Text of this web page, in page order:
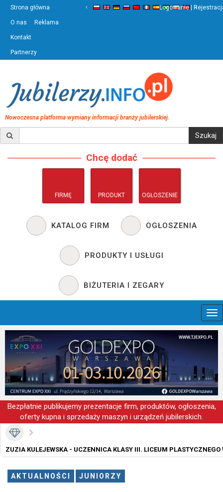
Strona główna
O nas Reklama
Kontakt
Partnerzy
‹ ›
Logowanie |
Nowoczesna platforma wymiany informacji branży jubilerskiej.
Chcę dodać
FIRMĘ PRODUKT OGŁOSZENIE
KATALOG FIRM OGŁOSZENIA
PRODUKTY I USŁUGI
BIŻUTERIA I ZEGARY
Bezpłatnie publikujemy prezentacje firm, produktów, ogłoszenia,
oferty kupna i sprzedaży maszyn i urządzeń jubilerskich.
ZUZIA KULEJEWSKA - UCZENNICA KLASY III. LICEUM PLASTYCZNEGO
AKTUALNOŚCI JUNIORZY